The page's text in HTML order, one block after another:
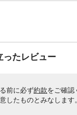
ったレビュー
前に必ず約款をご確認
したものとみなします。